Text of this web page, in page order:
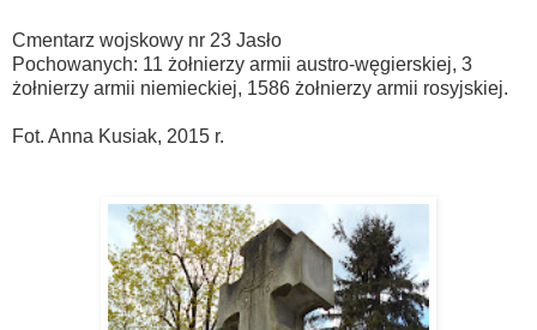
Cmentarz wojskowy nr 23 Jasło
Pochowanych: 11 żołnierzy armii austro-węgierskiej, 3
żołnierzy armii niemieckiej, 1586 żołnierzy armii rosyjskiej.
Fot. Anna Kusiak, 2015 r.